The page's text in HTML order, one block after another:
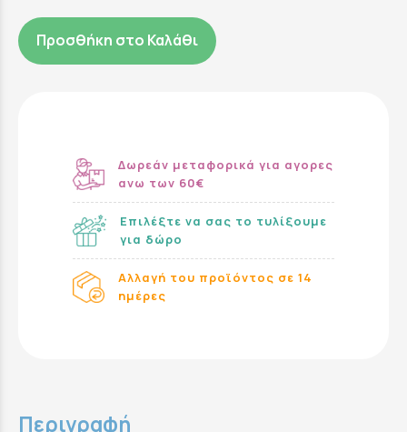
Προσθήκη στο Καλάθι
Δωρεάν μεταφορικά για αγορες
ανω των 60€
Επιλέξτε να σας το τυλίξουμε
για δώρο
Αλλαγή του προϊόντος σε 14
ημέρες
Περιγραφή